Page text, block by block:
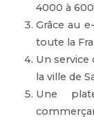
4000 à
Grâce au
toute la
Un service
la ville de
Une